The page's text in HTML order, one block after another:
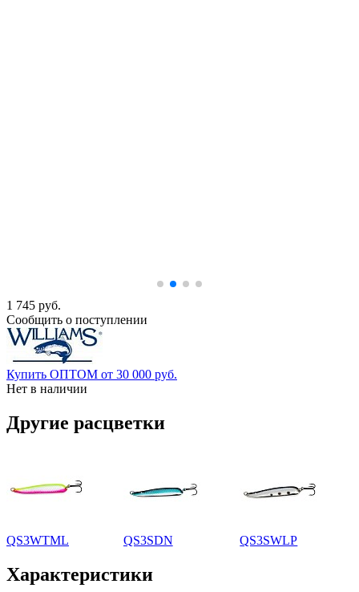
1 745 руб.
Сообщить о поступлении
Купить ОПТОМ от 30 000 руб.
Нет в наличии
Другие расцветки
QS3WTML QS3SDN QS3SWLP
Характеристики